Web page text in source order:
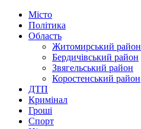
Місто
Політика
Область
Житомирський район
Бердичівський район
Звягельський район
Коростенський район
ДТП
Кримінал
Гроші
Спорт